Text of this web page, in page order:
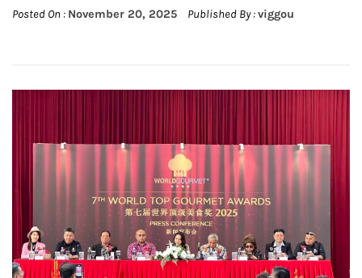
Posted On : November 20, 2025 Published By :viggou